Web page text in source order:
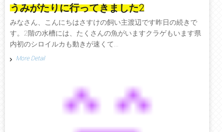
うみがたりに行ってきました2
みなさん、こんにちはさすけの飼い主渡辺です昨日の続きで
す。2階の水槽には、たくさんの魚がいますクラゲもいます県
内初のシロイルカも動きが速くて...
More Detail